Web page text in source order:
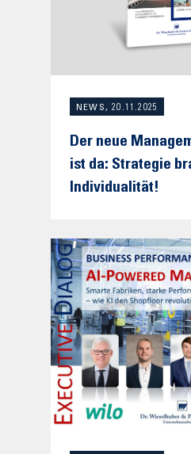
NEWS, 20.11.2025
Der neue
ist da: Strategie
Individualität!